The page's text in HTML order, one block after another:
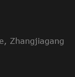
Zhangjiagang